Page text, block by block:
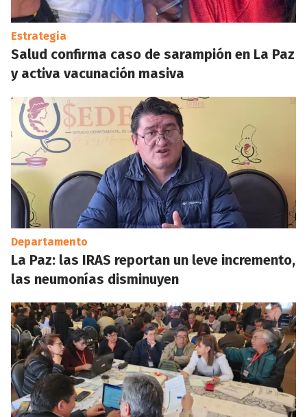
Estrategia
Salud confirma caso de sarampión en La Paz
y activa vacunación masiva
Departamento
La Paz: las IRAS reportan un leve incremento,
las neumonías disminuyen